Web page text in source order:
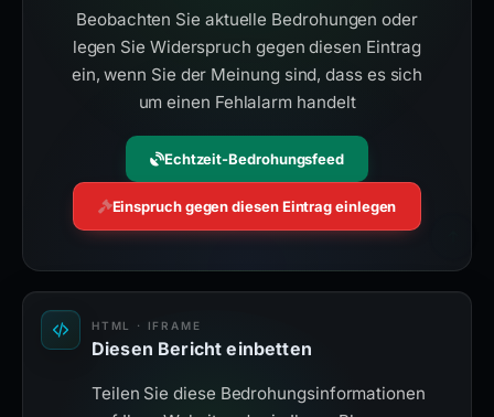
Beobachten Sie aktuelle Bedrohungen oder
legen Sie Widerspruch gegen diesen Eintrag
ein, wenn Sie der Meinung sind, dass es sich
um einen Fehlalarm handelt
Echtzeit-Bedrohungsfeed
Einspruch gegen diesen Eintrag einlegen
HTML · IFRAME
Diesen Bericht einbetten
Teilen Sie diese Bedrohungsinformationen